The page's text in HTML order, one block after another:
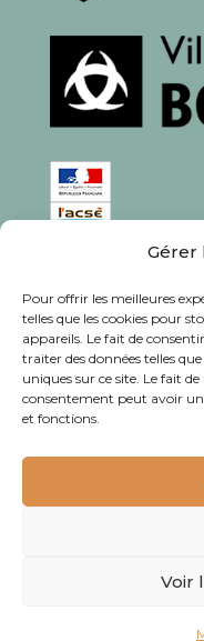
Gérer
Pour offrir les meilleures
telles que les cookies pour
appareils. Le fait de
traiter des données telles
uniques sur ce site. Le fait
consentement peut avoir
et fonctions.
Voir
Rédaction, photos
associations du